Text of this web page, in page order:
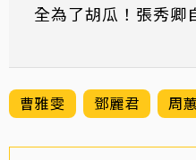
全為了胡瓜！張秀卿
曹雅雯 鄧麗君 周蕙